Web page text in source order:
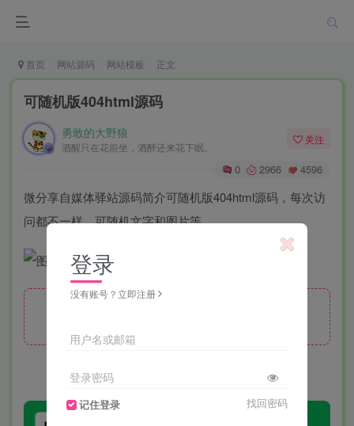
首页 网站源码 网站模板 正文
可随机版404html源码
勇敢的大野狼
酒醒只在花前坐，酒醉还来花下眠。
关注
0 2966 4596
微分享自媒体驿站源码简介可随机版404html源码，每次访
问都不一样。可随机文字和图片等。
登录
没有账号？立即注册
用户名或邮箱
登录密码
记住登录 找回密码